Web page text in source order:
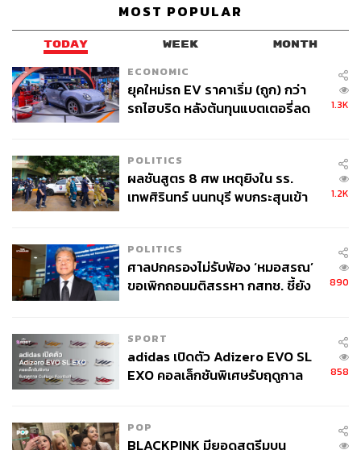
โทษ ต้องผ่านแบบทดสอบลักษณะของนักโทษชราภาพที่ช่วย
เหลือตนเองได้น้อย ซึ่งเคยมีรัฐมนตรีท่านหนึ่งตอบในการ
ถามกระทู้สดว่า นายใหญ่ทำได้ 9 คะแนน คือการช่วยเหลือ
ตัวเองได้บางส่วน มีโรคเรื้อรังหลายโรค มีภาวะแทรกซ้อน
และมีกลุ่มอาการที่มีผลต่อการเคลื่อนที่และการเข้าสังคม ซึ่ง
หากการประเมินนี้เป็นของปลอมการพักโทษก็จะไม่ชอบด้วย
กฎหมายทันที
รังสิมันต์ตั้งคำถามว่านายใหญ่ทำแบบประเมินอย่างไรถึงได้
9 คะแนน เพราะแต่ละข้อ ต้องหมายถึงว่านายใหญ่ไม่
สามารถกินข้าวด้วยตนเอง ล้างหน้าแปรงฟันเอง ใช้ห้องน้ำ
จริงตรงกับแบบประเมินหรือไม่
ทั้งนี้ การกระทำของนายกรัฐมนตรี และคณะ ไม่ต่างจากพา
นักโทษแหกคุก และสิ่งที่นายกรัฐมนตรีและพวกดำเนินการ
ราชทัณฑ์ และสิ่งที่นายกรัฐมนตรีทำ ครบองค์ประกอบ
กฎหมายอาญามาตรา 209 และมาตรา 210 ฐานอั้งยี่
ซ่องโจร ซึ่งบทบัญญัติกำหนดโทษร้ายแรง
“หากมีการทลายซ่องโจรจันทร์ส่องหล้า จะสามารถเอาผิดคน
จำนวนมากได้” รังสิมันต์กล่าว
MOST POPULAR
TODAY WEEK MONTH
ECONOMIC
ยุคใหม่รถ EV ราคาเริ่ม (ถูก) กว่า
รถไฮบริด หลังต้นทุนแบตเตอรี่ลด
1.3K
POLITICS
ผลชันสูตร 8 ศพ เหตุยิงใน รร.
เทพศิรินทร์ นนทบุรี พบกระสุนเข้า
1.2K
POLITICS
ศาลปกครองไม่รับฟ้อง ‘หมอสรณ’
ขอเพิกถอนมติสรรหา กสทช. ชี้ยัง
890
SPORT
adidas เปิดตัว Adizero EVO SL
EXO คอลเล็กชันพิเศษรับฤดูกาล
858
POP
BLACKPINK มียอดสตรีมบน